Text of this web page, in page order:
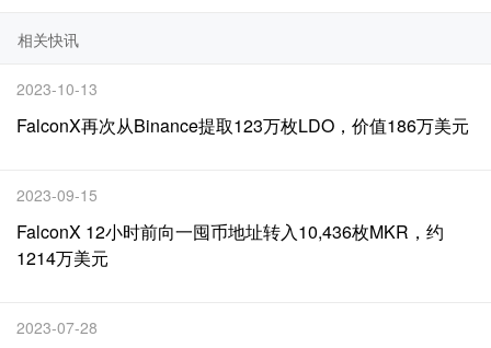
相关快讯
2023-10-13
FalconX再次从Binance提取123万枚LDO，价值186万美元
2023-09-15
FalconX 12小时前向一囤币地址转入10,436枚MKR，约
1214万美元
2023-07-28